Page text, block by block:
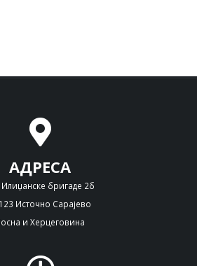
АДРЕСА
Илиџанске бригаде 2б
Источно Сарајево
и Херцеговина